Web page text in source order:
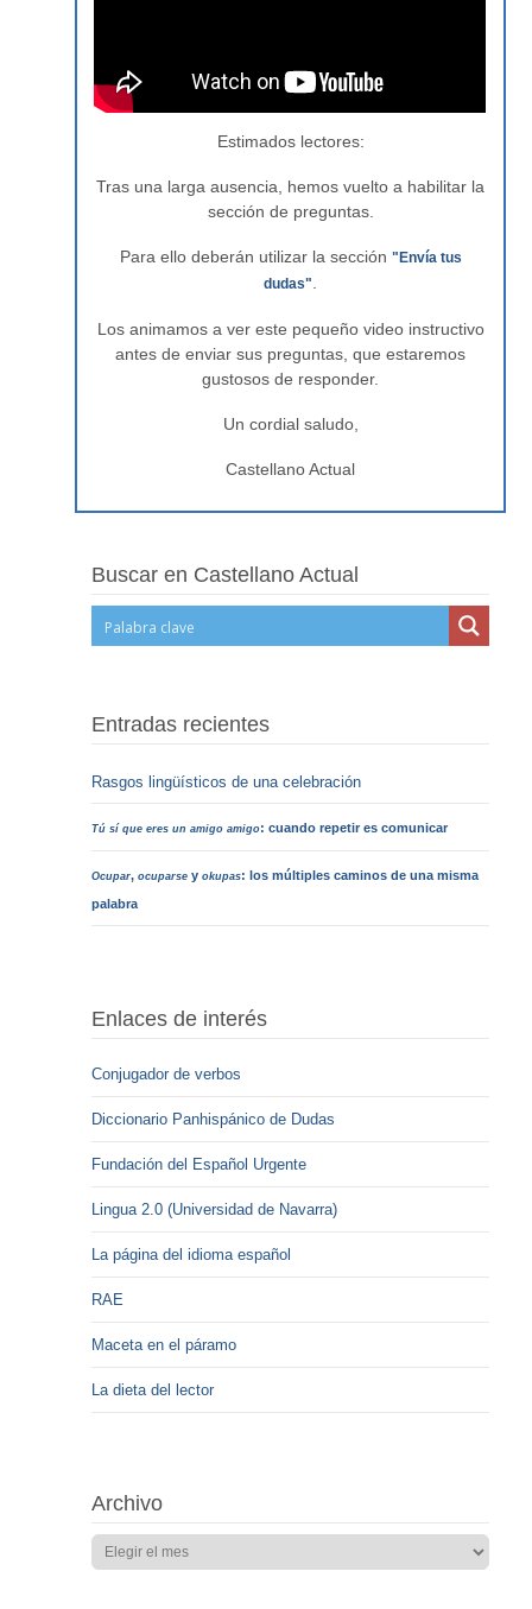
Estimados lectores:
Tras una larga ausencia, hemos vuelto a habilitar la
sección de preguntas.
Para ello deberán utilizar la sección "Envía tus
dudas"
Los animamos a ver este pequeño video instructivo
antes de enviar sus preguntas, que estaremos
gustosos de responder.
Un cordial saludo,
Castellano Actual
Buscar en Castellano Actual
Entradas recientes
Rasgos lingüísticos de una celebración
Tú sí que eres un amigo amigo: cuando repetir es comunicar
Ocupar,ocuparse yokupas: los múltiples caminos de una misma
palabra
Enlaces de interés
Conjugador de verbos
Diccionario Panhispánico de Dudas
Fundación del Español Urgente
Lingua 2.0 (Universidad de Navarra)
La página del idioma español
RAE
Maceta en el páramo
La dieta del lector
Archivo